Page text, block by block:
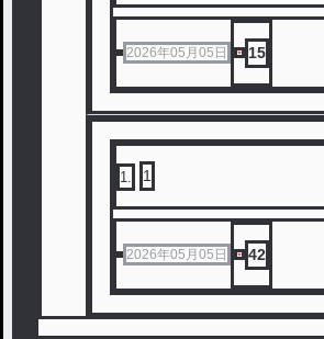
2026年05月05日 15
1 1
2026年05月05日 42